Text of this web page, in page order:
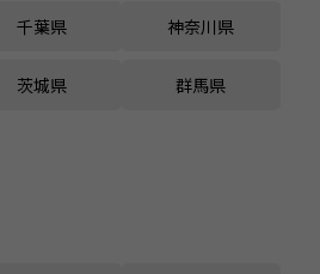
千葉県 神奈川県
茨城県 群馬県